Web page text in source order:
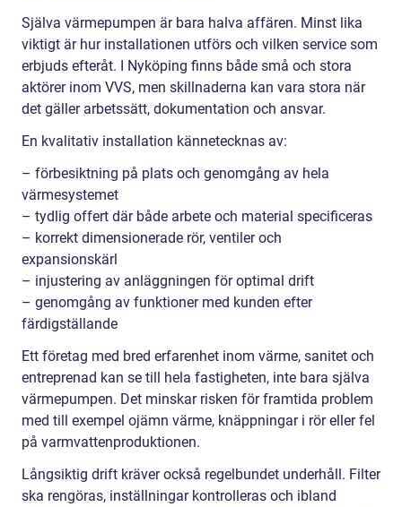
Själva värmepumpen är bara halva affären. Minst lika
viktigt är hur installationen utförs och vilken service som
erbjuds efteråt. I Nyköping finns både små och stora
aktörer inom VVS, men skillnaderna kan vara stora när
det gäller arbetssätt, dokumentation och ansvar.
En kvalitativ installation kännetecknas av:
– förbesiktning på plats och genomgång av hela
värmesystemet
– tydlig offert där både arbete och material specificeras
– korrekt dimensionerade rör, ventiler och
expansionskärl
– injustering av anläggningen för optimal drift
– genomgång av funktioner med kunden efter
färdigställande
Ett företag med bred erfarenhet inom värme, sanitet och
entreprenad kan se till hela fastigheten, inte bara själva
värmepumpen. Det minskar risken för framtida problem
med till exempel ojämn värme, knäppningar i rör eller fel
på varmvattenproduktionen.
Långsiktig drift kräver också regelbundet underhåll. Filter
ska rengöras, inställningar kontrolleras och ibland